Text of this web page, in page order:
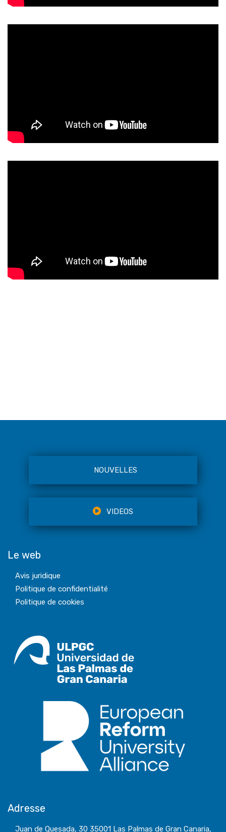
NOUVELLES
VIDEOS
Le web
Avis juridique
Politique de confidentialité
Politique de cookies
Adresse
Juan de Quesada, 30 35001 Las Palmas de Gran Canaria,